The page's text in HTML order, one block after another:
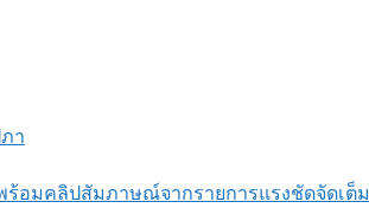
า
อมคลิปสัมภาษณ์จากรายการแรงชัดจัดเต็ม